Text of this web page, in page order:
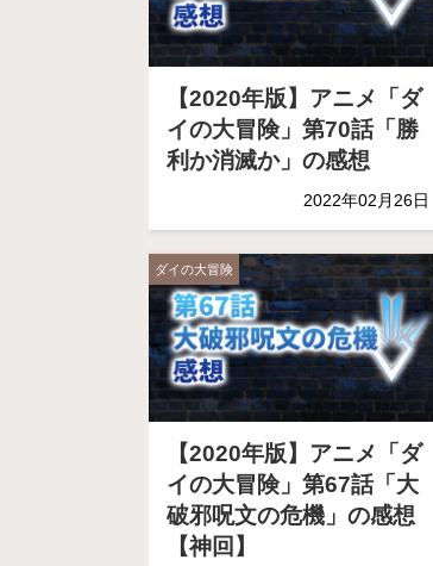
【2020年版】アニメ「ダ
イの大冒険」第70話「勝
利か消滅か」の感想
2022年02月26日
ダイの大冒険
【2020年版】アニメ「ダ
イの大冒険」第67話「大
破邪呪文の危機」の感想
【神回】